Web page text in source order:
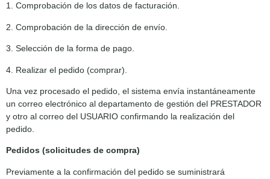
1. Comprobación de los datos de facturación.
2. Comprobación de la dirección de envío.
3. Selección de la forma de pago.
4. Realizar el pedido (comprar).
Una vez procesado el pedido, el sistema envía instantáneamente
un correo electrónico al departamento de gestión del PRESTADOR
y otro al correo del USUARIO confirmando la realización del
pedido.
Pedidos (solicitudes de compra)
Previamente a la confirmación del pedido se suministrará